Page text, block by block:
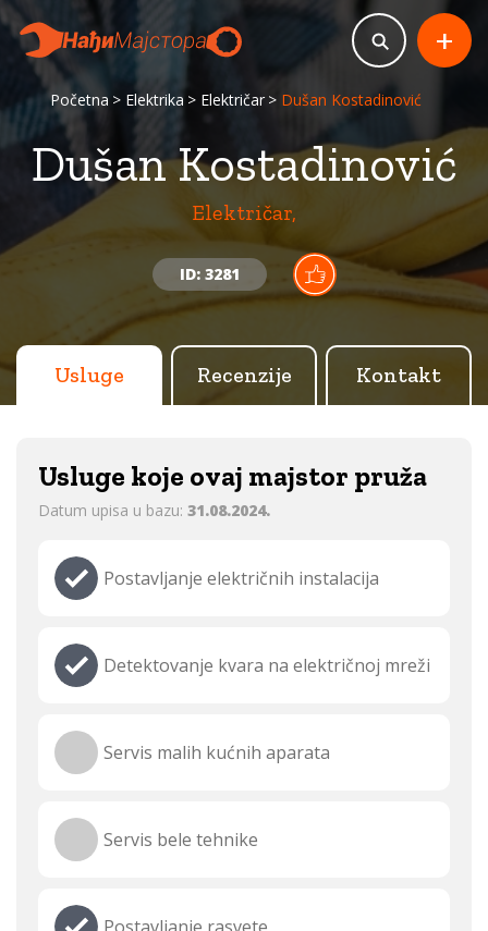
Početna Elektrika Električar Dušan Kostadinović
Dušan Kostadinović
Električar,
ID: 3281
+
Usluge Recenzije Kontakt
Usluge koje ovaj majstor pruža
Datum upisa u bazu: 31.08.2024.
Postavljanje električnih instalacija
Detektovanje kvara na električnoj mreži
Servis malih kućnih aparata
Servis bele tehnike